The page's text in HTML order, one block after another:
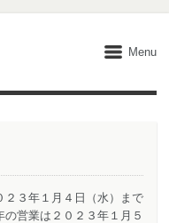
Menu
２３年１月４日（水）まで
営業は２０２３年１月５